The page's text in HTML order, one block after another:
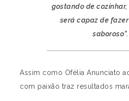
gostando de
será capaz de
saboroso”.
Assim como Ofélia Anunciato
com paixão traz resultados